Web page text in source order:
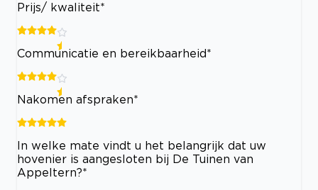
Prijs/ kwaliteit*
Communicatie en bereikbaarheid*
Nakomen afspraken*
In welke mate vindt u het belangrijk dat uw
hovenier is aangesloten bij De Tuinen van
Appeltern?*